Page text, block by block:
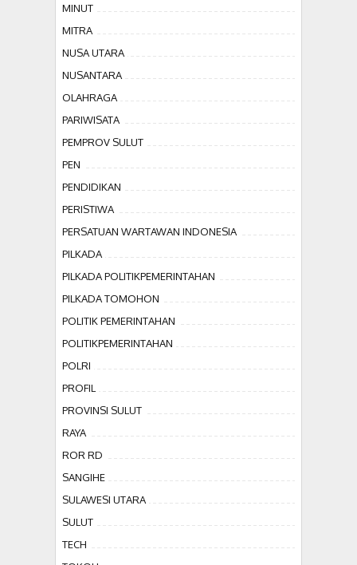
MINUT
MITRA
NUSA UTARA
NUSANTARA
OLAHRAGA
PARIWISATA
PEMPROV SULUT
PEN
PENDIDIKAN
PERISTIWA
PERSATUAN WARTAWAN INDONESIA
PILKADA
PILKADA POLITIKPEMERINTAHAN
PILKADA TOMOHON
POLITIK PEMERINTAHAN
POLITIKPEMERINTAHAN
POLRI
PROFIL
PROVINSI SULUT
RAYA
ROR RD
SANGIHE
SULAWESI UTARA
SULUT
TECH